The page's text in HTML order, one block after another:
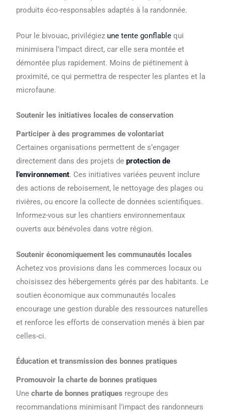
produits éco-responsables adaptés à la randonnée.
Pour le bivouac, privilégiez une tente gonflable qui
minimisera l’impact direct, car elle sera montée et
démontée plus rapidement. Moins de piétinement à
proximité, ce qui permettra de respecter les plantes et la
microfaune.
Soutenir les initiatives locales de conservation
Participer à des programmes de volontariat
Certaines organisations permettent de s’engager
directement dans des projets deprotection de
l’environnement. Ces initiatives variées peuvent inclure
des actions de reboisement, le nettoyage des plages ou
rivières, ou encore la collecte de données scientifiques.
Informez-vous sur les chantiers environnementaux
ouverts aux bénévoles dans votre région.
Soutenir économiquement les communautés locales
Achetez vos provisions dans les commerces locaux ou
choisissez des hébergements gérés par des habitants. Le
soutien économique aux communautés locales
encourage une gestion durable des ressources naturelles
et renforce les efforts de conservation menés à bien par
celles-ci.
Éducation et transmission des bonnes pratiques
Promouvoir la charte de bonnes pratiques
Unecharte de bonnes pratiques regroupe des
recommandations minimisant l’impact des randonneurs